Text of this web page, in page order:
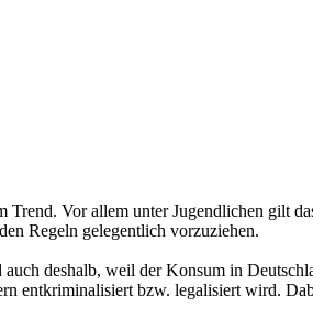
Vor allem unter Jugendlichen gilt
Regeln gelegentlich vorzuziehen.
deshalb, weil der Konsum in
entkriminalisiert bzw. legalisiert wird.